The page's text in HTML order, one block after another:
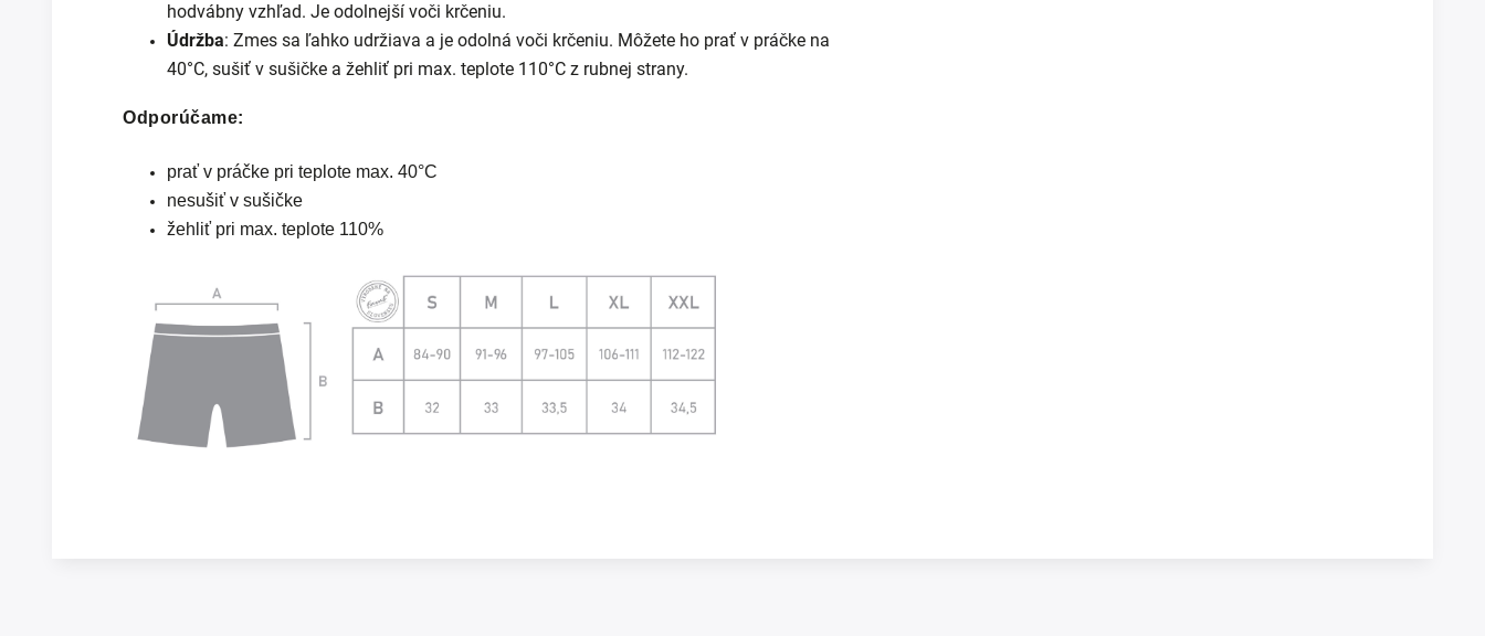
hodvábny vzhľad. Je odolnejší voči krčeniu.
Údržba: Zmes sa ľahko udržiava a je odolná voči krčeniu. Môžete ho prať v práčke na
40°C, sušiť v sušičke a žehliť pri max. teplote 110°C z rubnej strany.
Odporúčame:
prať v práčke pri teplote max. 40°C
nesušiť v sušičke
žehliť pri max. teplote 110%